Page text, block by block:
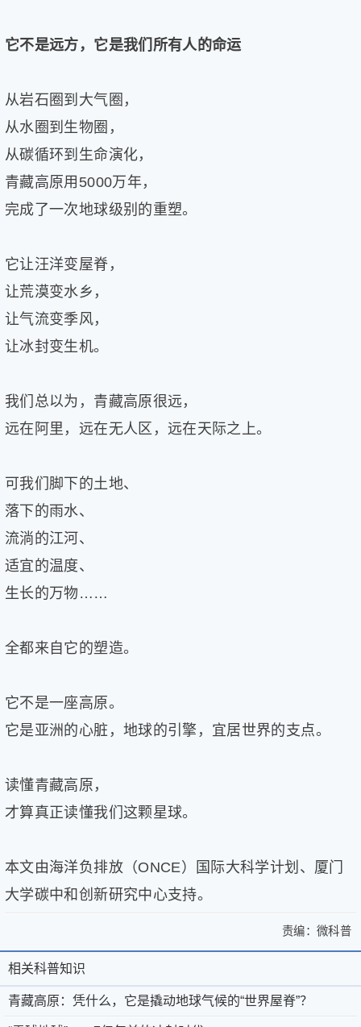
它不是远方，它是我们所有人的命运
从岩石圈到大气圈，
从水圈到生物圈，
从碳循环到生命演化，
青藏高原用5000万年，
完成了一次地球级别的重塑。
它让汪洋变屋脊，
让荒漠变水乡，
让气流变季风，
让冰封变生机。
我们总以为，青藏高原很远，
远在阿里，远在无人区，远在天际之上。
可我们脚下的土地、
落下的雨水、
流淌的江河、
适宜的温度、
生长的万物……
全都来自它的塑造。
它不是一座高原。
它是亚洲的心脏，地球的引擎，宜居世界的支点。
读懂青藏高原，
才算真正读懂我们这颗星球。
本文由海洋负排放（ONCE）国际大科学计划、厦门
大学碳中和创新研究中心支持。
责编： 微科普
青
藏
高
>
相
关
青
藏
高
原：
关
于
微
相关科普知识
青藏高原：凭什么，它是撬动地球气候的“世界屋脊”？